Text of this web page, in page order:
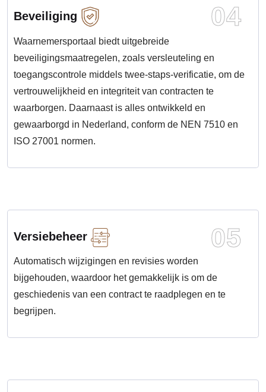
04
Beveiliging
Waarnemersportaal biedt uitgebreide
beveiligingsmaatregelen, zoals versleuteling en
toegangscontrole middels twee-staps-verificatie, om de
vertrouwelijkheid en integriteit van contracten te
waarborgen. Daarnaast is alles ontwikkeld en
gewaarborgd in Nederland, conform de NEN 7510 en
ISO 27001 normen.
05
Versiebeheer
Automatisch wijzigingen en revisies worden
bijgehouden, waardoor het gemakkelijk is om de
geschiedenis van een contract te raadplegen en te
begrijpen.